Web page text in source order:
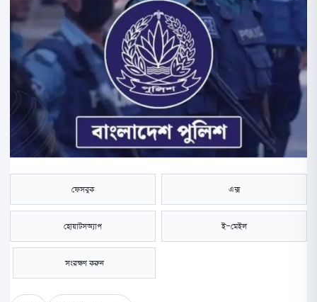
ফেসবুক এক্স
হোয়াটসঅ্যাপ ই-মেইল
সংরক্ষণ করুন